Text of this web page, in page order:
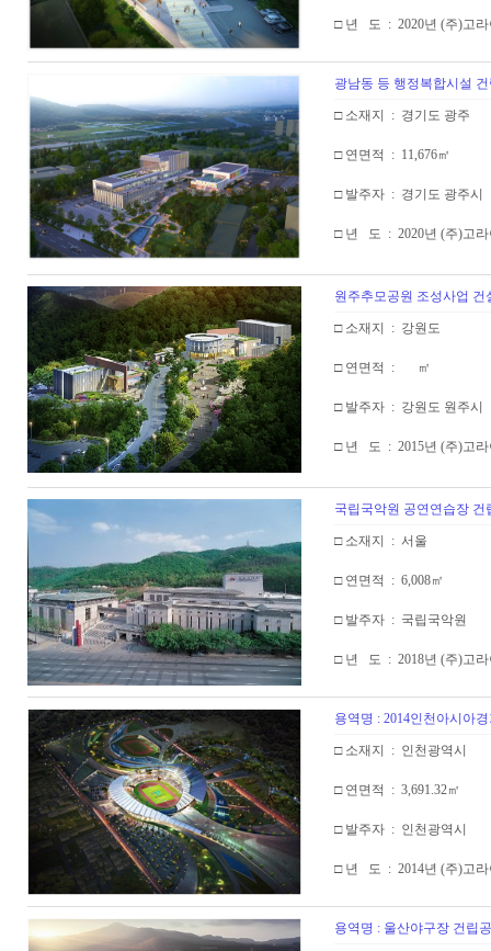
□ 년 도 : 2020년 (주)고
광남동 등 행정복합시설
□ 소재지 : 경기도 광주
□ 연면적 : 11,676㎡
□ 발주자 : 경기도 광주시
□ 년 도 : 2020년 (주)고
원주추모공원 조성사업
□ 소재지 : 강원도
□ 연면적 : ㎡
□ 발주자 : 강원도 원주시
□ 년 도 : 2015년 (주)고라
국립국악원 공연연습장
□ 소재지 : 서울
□ 연면적 : 6,008㎡
□ 발주자 : 국립국악원
□ 년 도 : 2018년 (주)고라
용역명 : 2014인천아시아
□ 소재지 : 인천광역시
□ 연면적 : 3,691.32㎡
□ 발주자 : 인천광역시
□ 년 도 : 2014년 (주)고라
용역명 : 울산야구장 건립